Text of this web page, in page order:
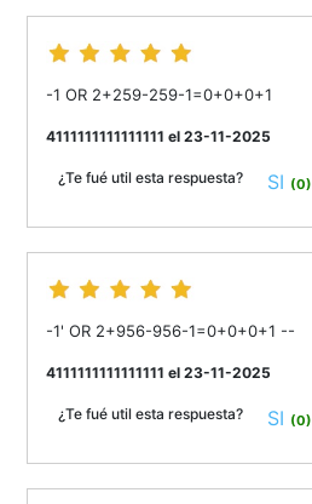
-1 OR 2+259-259-1=0+0+0+1
4111111111111111 el 23-11-2025
¿Te fué util esta respuesta? SI (0)
-1' OR 2+956-956-1=0+0+0+1 --
4111111111111111 el 23-11-2025
¿Te fué util esta respuesta? SI (0)